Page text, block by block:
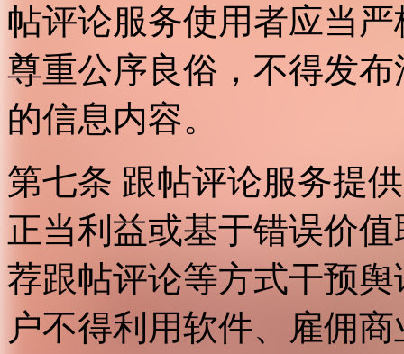
帖评论服务使用者应当
尊重公序良俗，不得发
的信息内容。
第七条 跟帖评论服务提
正当利益或基于错误价
荐跟帖评论等方式干预
户不得利用软件、雇佣